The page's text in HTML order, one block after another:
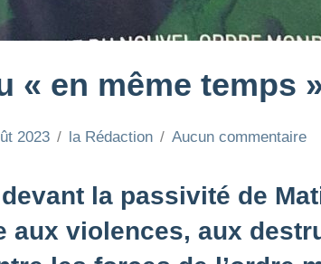
« en même temps
2023 la Rédaction Aucun commentaire
la passivité de
aux violences, aux